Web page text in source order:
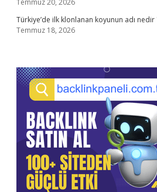
Temmuz 20, 2026
Türkiye’de ilk klonlanan koyunun adı nedir
Temmuz 18, 2026